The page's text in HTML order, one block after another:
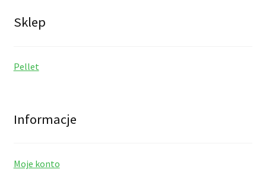
Sklep
Pellet
Informacje
Moje konto